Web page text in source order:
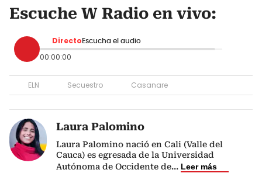
Escuche W Radio en vivo:
Directo Escucha el audio
00:00:00
ELN Secuestro Casanare
Laura Palomino
Laura Palomino nació en Cali (Valle del
Cauca) es egresada de la Universidad
Autónoma de Occidente de... Leer más